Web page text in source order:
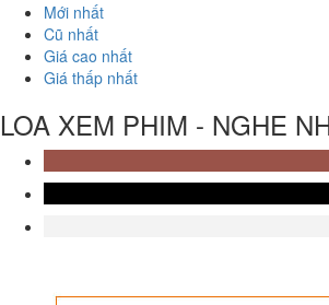
Mới nhất
Cũ nhất
Giá cao nhất
Giá thấp nhất
LOA XEM PHIM - NGHE